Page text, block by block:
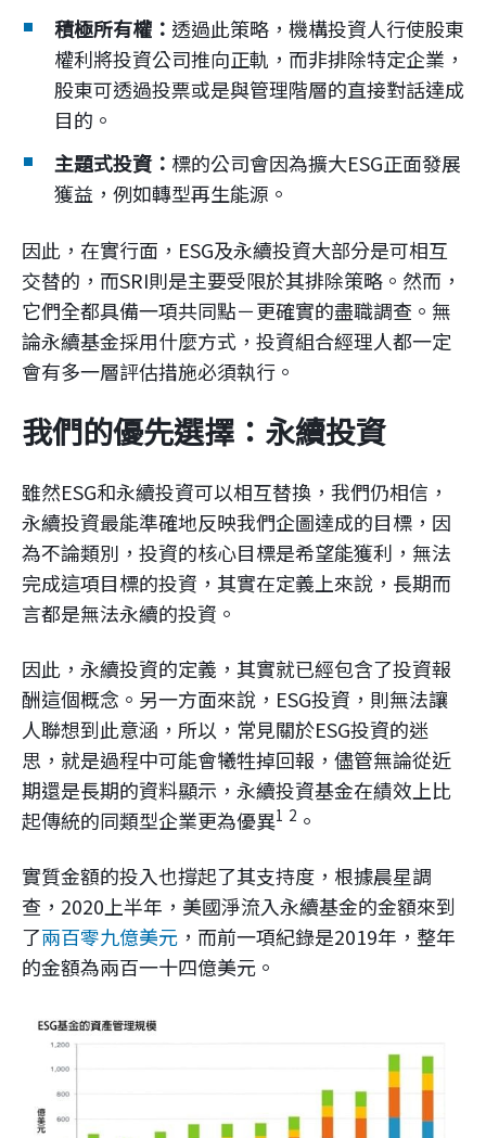
積極所有權： 透過此策略，機構投資人行使股東
權利將投資公司推向正軌，而非排除特定企業，
股東可透過投票或是與管理階層的直接對話達成
目的。
主題式投資： 標的公司會因為擴大ESG正面發展
獲益，例如轉型再生能源。
因此，在實行面，ESG及永續投資大部分是可相互
交替的，而SRI則是主要受限於其排除策略。然而，
它們全都具備一項共同點－更確實的盡職調查。無
論永續基金採用什麼方式，投資組合經理人都一定
會有多一層評估措施必須執行。
我們的優先選擇：永續投資
雖然ESG和永續投資可以相互替換，我們仍相信，
永續投資最能準確地反映我們企圖達成的目標，因
為不論類別，投資的核心目標是希望能獲利，無法
完成這項目標的投資，其實在定義上來說，長期而
言都是無法永續的投資。
因此，永續投資的定義，其實就已經包含了投資報
酬這個概念。另一方面來說，ESG投資，則無法讓
人聯想到此意涵，所以，常見關於ESG投資的迷
思，就是過程中可能會犧牲掉回報，儘管無論從近
期還是長期的資料顯示，永續投資基金在績效上比
起傳統的同類型企業更為優異1 2 。
實質金額的投入也撐起了其支持度，根據晨星調
查，2020上半年，美國淨流入永續基金的金額來到
了兩百零九億美元 ，而前一項紀錄是2019年，整年
的金額為兩百一十四億美元。